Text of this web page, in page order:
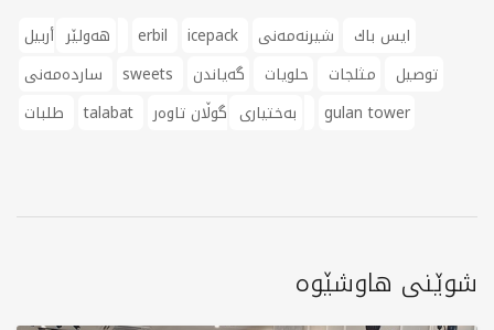
هەولێر erbil icepack ايس باك
شیرنەمەنی
sweets توصيل مثلجات حلويات
گەیاندن
talabat بەختیاری gulan tower
شوێنی هاوشێوە